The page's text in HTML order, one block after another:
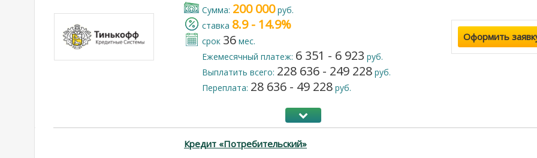
Cумма: 200 000руб.
cтавка 8.9 - 14.9%
срок 36 мес.
Ежемесячный платеж: 6 351 - 6 923 руб.
Выплатить всего: 228 636 - 249 228 руб.
Переплата: 28 636 - 49 228 руб.
Оформить
Кредит «Потребительский»